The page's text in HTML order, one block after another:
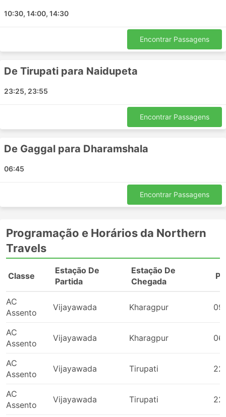
Hoshiarpur
South Goa
Allahabad
Deen Dayal Square
Hubli
Warangal
Vehicle Tiraha
Chandigarh
Kakinada
Delhi Airport
Ambala
Nainital
10:30, 14:00, 14:30
Encontrar Passagens
De Tirupati para Naidupeta
23:25, 23:55
Encontrar Passagens
De Gaggal para Dharamshala
06:45
Encontrar Passagens
Programação e Horários da Northern
Travels
Classe
Estação De
Partida
Estação De
Chegada
AC
Assento
Vijayawada Kharagpur
AC
Assento
Vijayawada Kharagpur
AC
Assento
Vijayawada Tirupati
AC
Assento
Vijayawada Tirupati